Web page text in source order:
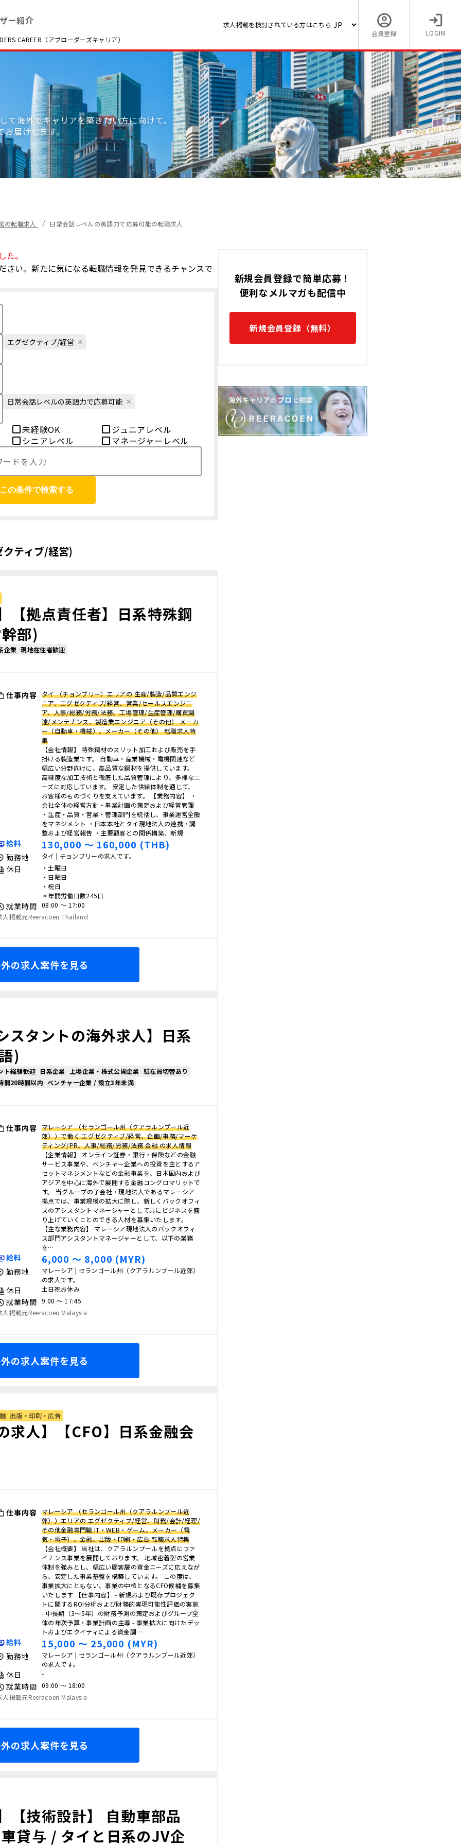
ー紹介
CAREER（アブローダーズキャリア）
求人掲載を検討されている方はこちら
会員登録
LOGIN
海外でキャリアを築きたい方に向けて、
届けします。
の転職求人 日常会話レベルの英語力で応募可能の転職求人
新規会員登録で簡単応募！
便利なメルマガも配信中
新規会員登録（無料）
。
さい。新たに気になる転職情報を発見できるチャンスで
エグゼクティブ/経営
日常会話レベルの英語力で応募可能
未経験OK
ジュニアレベル
シニアレベル
マネージャーレベル
この条件で検索する
ティブ/経営)
【拠点責任者】日系特殊鋼
部)
企業 現地在住者歓迎
仕事内容 タイ （チョンブリー）エリアの 生産/製造/品質エンジ
ニア、エグゼクティブ/経営、営業/セールスエンジニ
ア、人事/総務/労務/法務、工場管理/生産管理/購買調
達/メンテナンス、製造業エンジニア（その他） メーカ
ー（自動車・機械）、メーカー（その他） 転職求人特
集
【会社情報】 特殊鋼材のスリット加工および販売を手
掛ける製造業です。 自動車・産業機械・電機関連など
幅広い分野向けに、高品質な鋼材を提供しています。
高精度な加工技術と徹底した品質管理により、多様なニ
ーズに対応しています。 安定した供給体制を通じて、
お客様のものづくりを支えています。 【業務内容】 ・
会社全体の経営方針・事業計画の策定および経営管理
・生産・品質・営業・管理部門を統括し、事業運営全般
をマネジメント ・日本本社とタイ現地法人の連携・調
整および経営報告 ・主要顧客との関係構築、新規…
給料 130,000 〜 160,000 (THB)
勤務地 タイ | チョンブリーの求人です。
休日
・土曜日
・日曜日
・祝日
＊年間労働日数245日
就業時間 08:00 〜 17:00
人掲載元Reeracoen Thailand
の求人案件を見る
スタントの海外求人】日系
)
ト経験歓迎 日系企業 上場企業・株式公開企業 駐在員切替あり
間20時間以内 ベンチャー企業 / 設立3年未満
仕事内容 マレーシア （セランゴール州（クアラルンプール近
郊））で働く エグゼクティブ/経営、企画/事務/マーケ
ティング/PR、人事/総務/労務/法務 金融 の求人情報
【企業情報】 オンライン証券・銀行・保険などの金融
サービス事業や、ベンチャー企業への投資を主とするア
セットマネジメントなどの金融事業を、日本国内および
アジアを中心に海外で展開する金融コングロマリットで
す。 当グループの子会社・現地法人であるマレーシア
拠点では、事業規模の拡大に際し、新しくバックオフィ
スのアシスタントマネージャーとして共にビジネスを盛
り上げていくことのできる人材を募集いたします。
【主な業務内容】 マレーシア現地法人のバックオフィ
ス部門アシスタントマネージャーとして、以下の業務
を…
給料 6,000 〜 8,000 (MYR)
勤務地
マレーシア | セランゴール州（クアラルンプール近郊）
の求人です。
休日 土日祝お休み
就業時間 9:00 〜 17:45
人掲載元Reeracoen Malaysia
の求人案件を見る
出版・印刷・広告
求人】【CFO】日系金融会
仕事内容 マレーシア （セランゴール州（クアラルンプール近
郊））エリアの エグゼクティブ/経営、財務/会計/経理/
その他金融専門職 IT・WEB・ゲーム、メーカー（電
気・電子）、金融、出版・印刷・広告 転職求人特集
【会社概要】 当社は、クアラルンプールを拠点にファ
イナンス事業を展開しております。 地域密着型の営業
体制を強みとし、幅広い顧客層の資金ニーズに応えなが
ら、安定した事業基盤を構築しています。 この度は、
事業拡大にともない、事業の中核となるCFO候補を募集
いたします 【仕事内容】 - 新規および既存プロジェク
トに関するROI分析および財務的実現可能性評価の実施
- 中長期（3〜5年）の財務予測の策定およびグループ全
体の年次予算・事業計画の主導 - 事業拡大に向けたデッ
トおよびエクイティによる資金調…
給料 15,000 〜 25,000 (MYR)
勤務地
マレーシア | セランゴール州（クアラルンプール近郊）
の求人です。
休日 -
就業時間 09:00 〜 18:00
人掲載元Reeracoen Malaysia
の求人案件を見る
【技術設計】 自動車部品
貸与 / タイと日系のJV企